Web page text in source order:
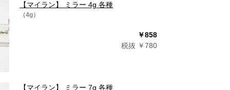
【マイラン】 ミラー 4g 各種
（4g）
￥858
税抜 ￥780
【マイラン】 ミラー 7g 各種